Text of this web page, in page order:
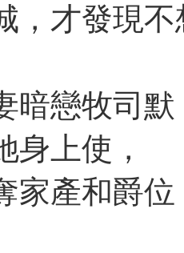
，才發現
暗戀牧司
身上使，
家產和爵